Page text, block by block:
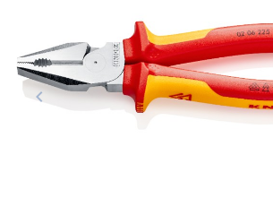
Vorige
keyboard_arrow_left